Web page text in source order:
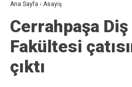
Ana Sayfa › Asayiş
Cerrahpaşa
Fakültesi
çıktı